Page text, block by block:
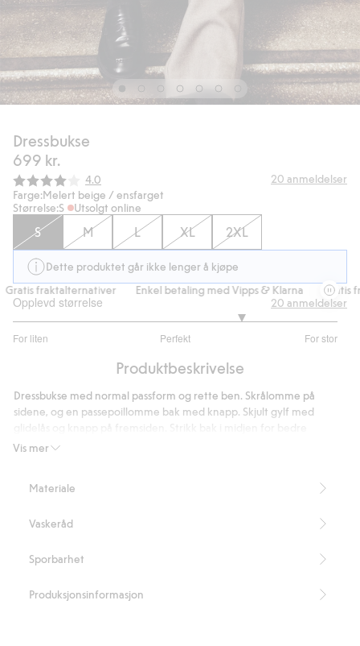
Dressbukse
699 kr.
Gjennomsnittskarakter:
4.0 20 anmeldelser
Farge:Melert beige / ensfarget
Størrelse:S Utsolgt online
S M L XL 2XL
Dette produktet går ikke lenger å kjøpe
fraktalternativer
Enkel betaling med Vipps & Klarna Gratis
Opplevd størrelse
For liten Perfekt For stor
av
17
stemmer
20 anmeldelser
Produktbeskrivelse
Vis mer
Dressbukse med normal passform og rette ben. Skrålomme på
sidene, og en passepoillomme bak med knapp. Skjult gylf med
passform og komfort.
Innerbenslengde 78 cm i størrelse M
Artikkelnummer
Materiale
Vaskeråd
Sporbarhet
Produksjonsinformasjon